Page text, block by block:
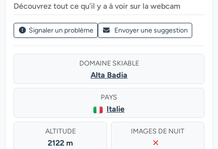
Découvrez tout ce qu’il y a à voir sur la webcam
Signaler un problème Envoyer une suggestion
DOMAINE SKIABLE
Alta Badia
PAYS
Italie
ALTITUDE
2122 m
IMAGES DE NUIT